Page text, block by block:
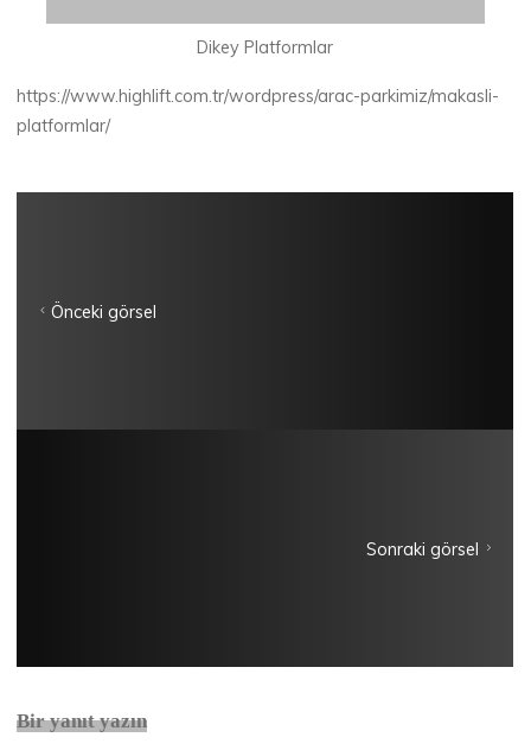
Dikey Platformlar
https://www.highlift.com.tr/wordpress/arac-parkimiz/makasli-
platformlar/
Önceki görsel
Sonraki görsel
Bir yanıt yazın